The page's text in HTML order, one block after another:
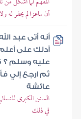
أن ماعزا لم يحفر له
أنه أتى عبد
أدلك على
عليه وسلم ؟
ثم ارجع إلي
عائشة
السنن الكبرى
في ذلك